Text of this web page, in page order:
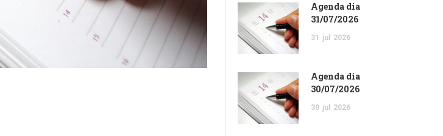
Agenda dia
31/07/2026
31 jul 2026
Agenda dia
30/07/2026
30 jul 2026